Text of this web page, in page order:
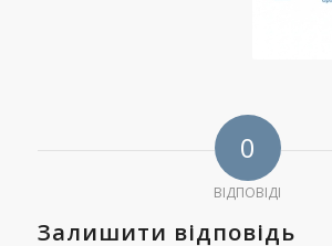
0
ВІДПОВІДІ
Залишити відповідь